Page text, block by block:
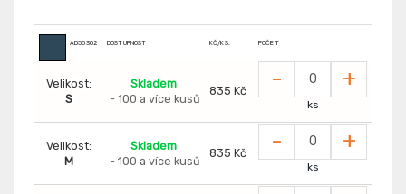
AD55302 DOSTUPNOST KČ/KS: POČET
Velikost:
S
Skladem
- 100 a více kusů
835 Kč - +
ks
Velikost:
M
Skladem
- 100 a více kusů
835 Kč - +
ks